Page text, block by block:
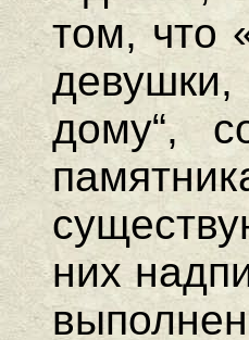
том, что
дому“,
них